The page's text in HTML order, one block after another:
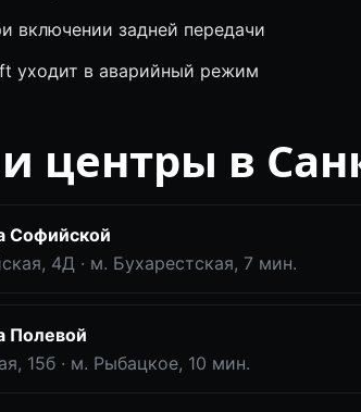
включении задней передачи
уходит в аварийный режим
центры в
Софийской
4Д · м. Бухарестская, 7 мин.
Полевой
15б · м. Рыбацкое, 10 мин.